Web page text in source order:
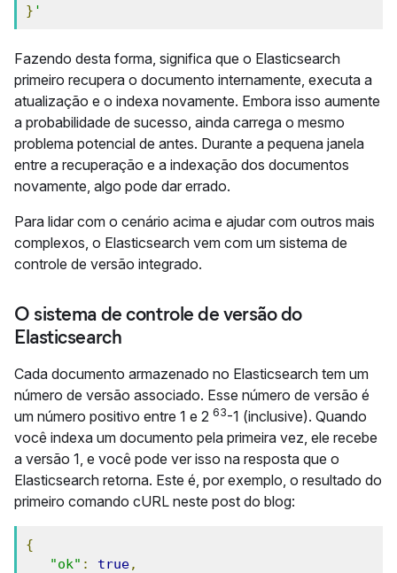
} '
Fazendo desta forma, significa que o Elasticsearch
primeiro recupera o documento internamente, executa a
atualização e o indexa novamente. Embora isso aumente
a probabilidade de sucesso, ainda carrega o mesmo
problema potencial de antes. Durante a pequena janela
entre a recuperação e a indexação dos documentos
novamente, algo pode dar errado.
Para lidar com o cenário acima e ajudar com outros mais
complexos, o Elasticsearch vem com um sistema de
controle de versão integrado.
O sistema de controle de versão do
Elasticsearch
Cada documento armazenado no Elasticsearch tem um
número de versão associado. Esse número de versão é
um número positivo entre 1 e 2 63-1 (inclusive). Quando
você indexa um documento pela primeira vez, ele recebe
a versão 1, e você pode ver isso na resposta que o
Elasticsearch retorna. Este é, por exemplo, o resultado do
primeiro comando cURL neste post do blog:
{
"ok" : true,